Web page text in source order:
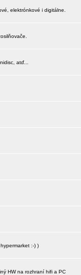
elektrónkové i digitálne.
atď...
:-) )
HW na rozhraní hifi a PC